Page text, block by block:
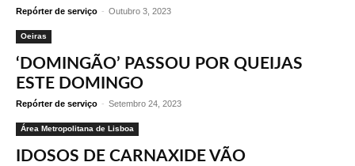
Repórter de serviço - Outubro 3, 2023
Oeiras
‘DOMINGÃO’ PASSOU POR QUEIJAS
ESTE DOMINGO
Repórter de serviço - Setembro 24, 2023
Área Metropolitana de Lisboa
IDOSOS DE CARNAXIDE VÃO